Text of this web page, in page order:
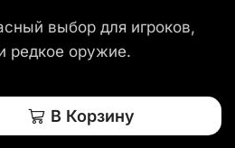
выбор для игроков,
редкое оружие.
В Корзину